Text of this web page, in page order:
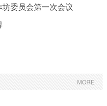
委员会第一次会议
MORE